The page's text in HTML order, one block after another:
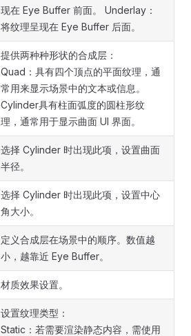
现在 Eye Buffer 前面。 Underlay：
将纹理呈现在 Eye Buffer 后面。
提供两种种形状的合成层：
Quad：具有四个顶点的平面纹理，通
常用来显示场景中的文本或信息。
Cylinder具有柱面弧度的圆柱形纹
理，通常用于显示曲面 UI 界面。
选择 Cylinder 时出现此项，设置曲面
半径。
选择 Cylinder 时出现此项，设置中心
角大小。
定义合成层在场景中的顺序。数值越
小，越靠近 Eye Buffer。
材质效果设置。
设置纹理类型：
Static：若需要渲染静态内容，需使用